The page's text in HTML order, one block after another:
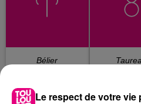
Bélier
Le respect de votre